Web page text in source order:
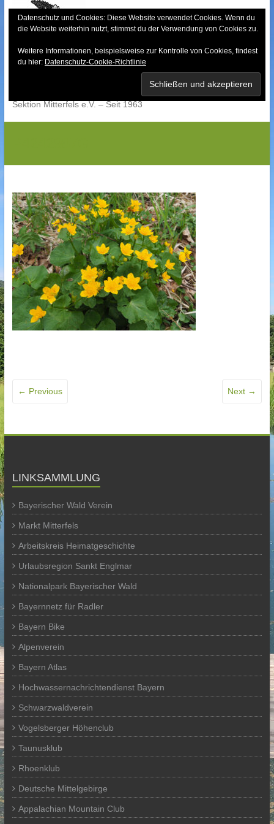
content
Bayerischer Wald-
Sektion Mitterfels e.V. – Seit 1963
← Previous Next →
LINKSAMMLUNG
Bayerischer Wald Verein
Markt Mitterfels
Arbeitskreis Heimatgeschichte
Urlaubsregion Sankt Englmar
Nationalpark Bayerischer Wald
Bayernnetz für Radler
Bayern Bike
Alpenverein
Bayern Atlas
Hochwassernachrichtendienst Bayern
Schwarzwaldverein
Vogelsberger Höhenclub
Taunusklub
Rhoenklub
Deutsche Mittelgebirge
Appalachian Mountain Club
Datenschutz und Cookies: Diese Website verwendet Cookies. Wenn du
die Website weiterhin nutzt, stimmst du der Verwendung von Cookies zu.
Weitere Informationen, beispielsweise zur Kontrolle von Cookies, findest
du hier: Datenschutz-Cookie-Richtlinie